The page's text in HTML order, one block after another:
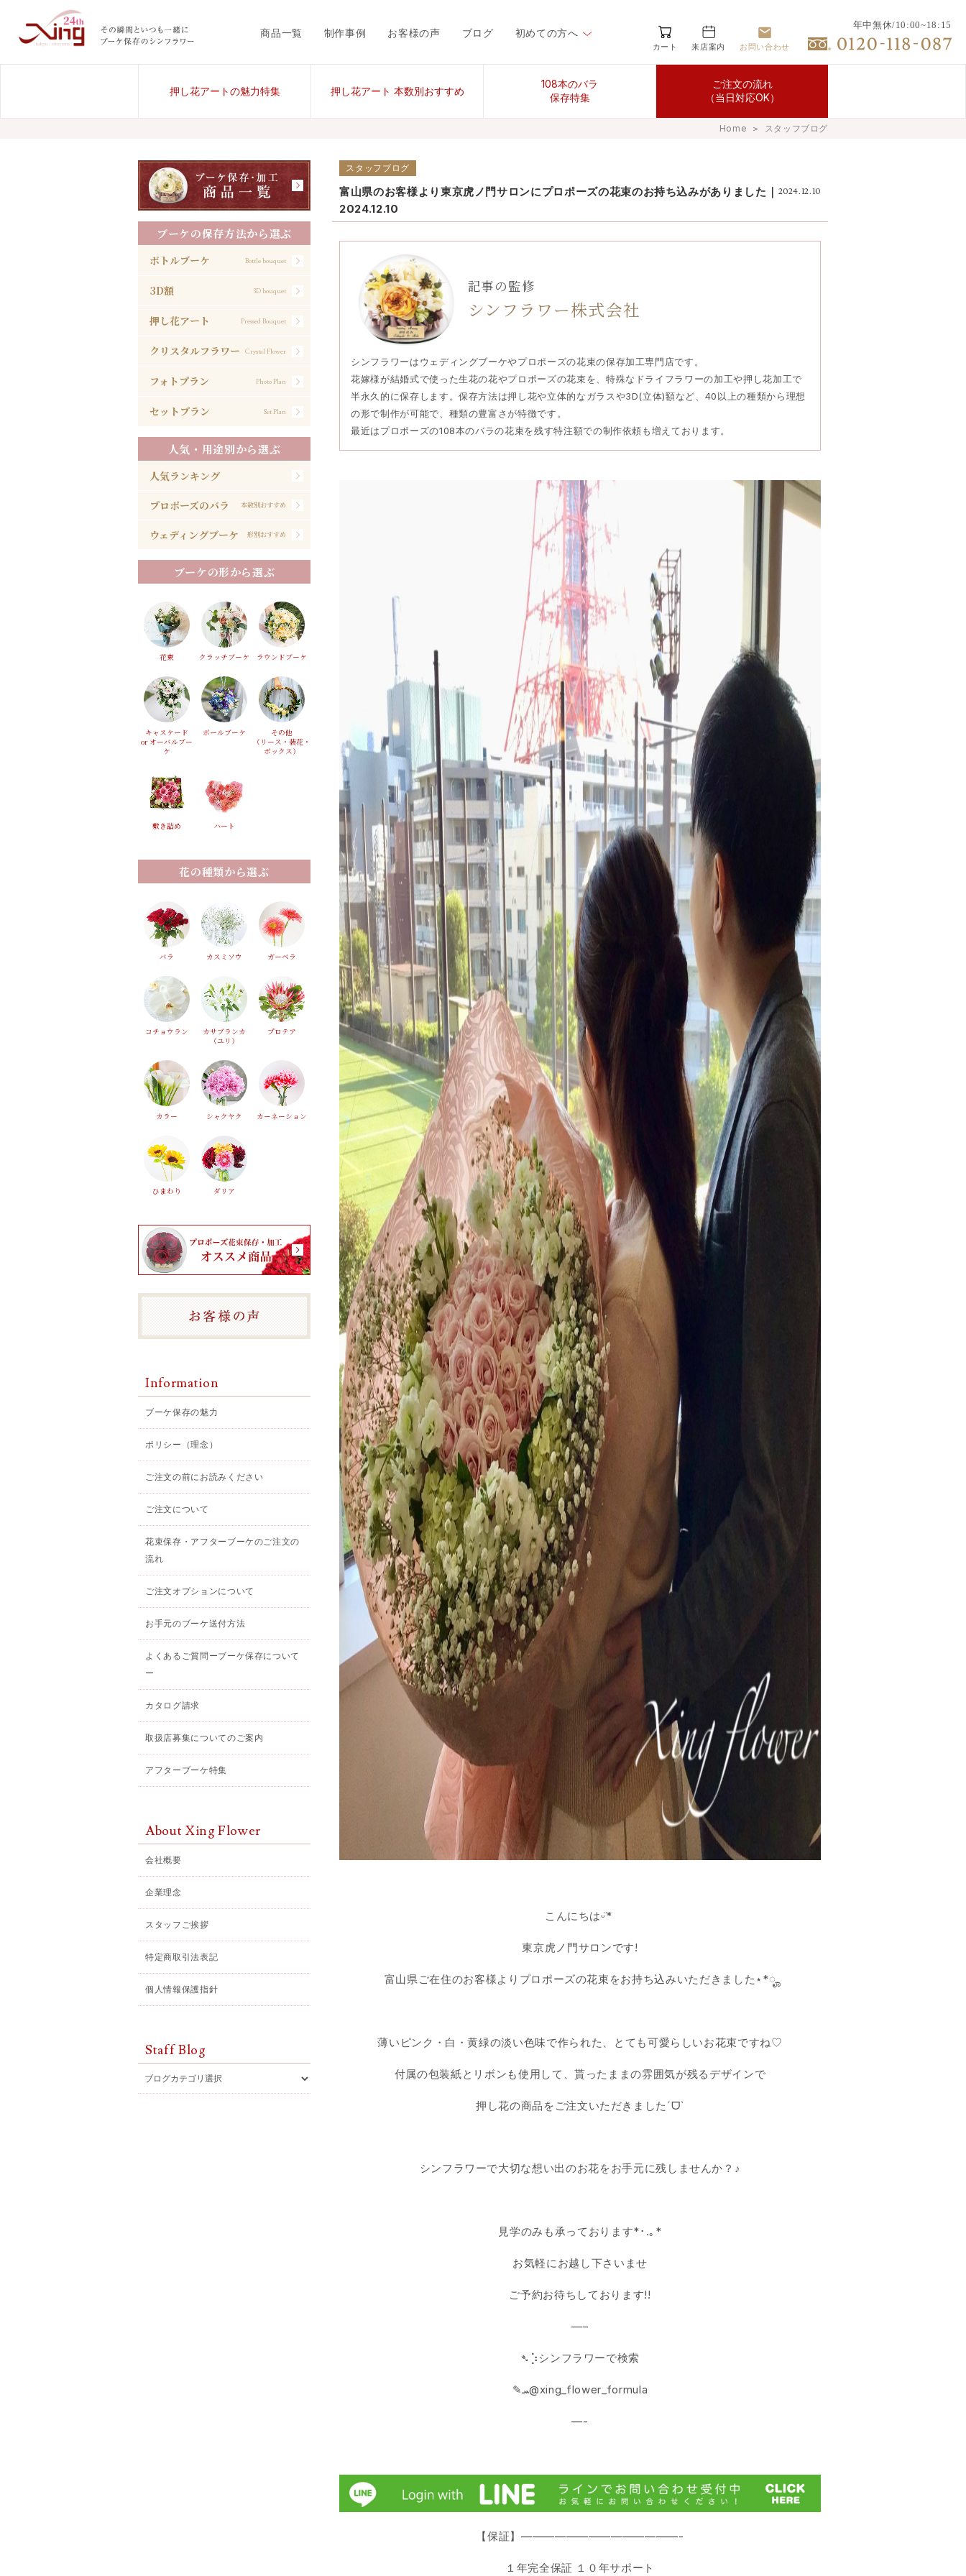
商品一覧 制作事例 お客様の声 ブログ 初めての方へ
カート 来店案内 お問い合わせ
年中無休/10:00~18:15
押し花アートの魅力特集 押し花アート 本数別おすすめ
108本のバラ
保存特集
ご注文の流れ
（当日対応OK）
Home ＞ スタッフブログ
スタッフブログ
2024.12.10
富山県のお客様より東京虎ノ門サロンにプロポーズの花束のお持ち込みがありました｜
2024.12.10
記事の監修
シンフラワー株式会社
シンフラワーはウェディングブーケやプロポーズの花束の保存加工専門店です。
花嫁様が結婚式で使った生花の花やプロポーズの花束を、特殊なドライフラワーの加工や押し花加工で
半永久的に保存します。保存方法は押し花や立体的なガラスや3D(立体)額など、40以上の種類から理想
の形で制作が可能で、種類の豊富さが特徴です。
最近はプロポーズの108本のバラの花束を残す特注額での制作依頼も増えております。
こんにちはᵕ̈*
東京虎ノ門サロンです!
富山県ご在住のお客様よりプロポーズの花束をお持ち込みいただきました⋆*ೄ
薄いピンク・白・黄緑の淡い色味で作られた、とても可愛らしいお花束ですね♡
付属の包装紙とリボンも使用して、貰ったままの雰囲気が残るデザインで
押し花の商品をご注文いただきましたˊᗜˋ
シンフラワーで大切な想い出のお花をお手元に残しませんか？♪
見学のみも承っております*･.｡*
お気軽にお越し下さいませ
ご予約お待ちしております!!
—–
➴⡱シンフラワーで検索
‎✎ܚ@xing_flower_formula
—-
【保証】——————————————-
１年完全保証 １０年サポート
ブーケの保存方法から選ぶ
ボトルブーケ Bottle bouquet
3D額 3D bouquet
押し花アート Pressed Bouquet
クリスタルフラワー Crystal Flower
フォトプラン Photo Plan
セットプラン Set Plan
人気・用途別から選ぶ
人気ランキング
プロポーズのバラ 本数別おすすめ
ウェディングブーケ 形別おすすめ
ブーケの形から選ぶ
花束 クラッチブーケ ラウンドブーケ
キャスケード
or オーバルブー
ケ
ボールブーケ
その他
（リース・装花・
ボックス）
敷き詰め ハート
花の種類から選ぶ
バラ カスミソウ ガーベラ
コチョウラン
カサブランカ
（ユリ）
プロテア
カラー シャクヤク カーネーション
ひまわり ダリア
Information
ブーケ保存の魅力
ポリシー（理念）
ご注文の前にお読みください
ご注文について
花束保存・アフターブーケのご注文の
流れ
ご注文オプションについて
お手元のブーケ送付方法
よくあるご質問ーブーケ保存について
ー
カタログ請求
取扱店募集についてのご案内
アフターブーケ特集
About Xing Flower
会社概要
企業理念
スタッフご挨拶
特定商取引法表記
個人情報保護指針
Staff Blog